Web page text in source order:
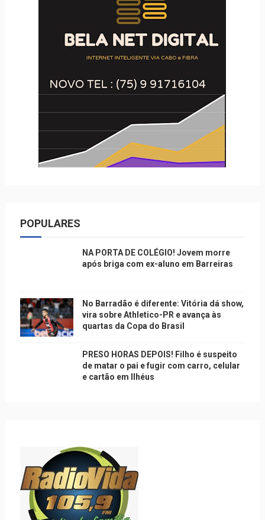
POPULARES
NA PORTA DE COLÉGIO! Jovem morre
após briga com ex-aluno em Barreiras
No Barradão é diferente: Vitória dá show,
vira sobre Athletico-PR e avança às
quartas da Copa do Brasil
PRESO HORAS DEPOIS! Filho é suspeito
de matar o pai e fugir com carro, celular
e cartão em Ilhéus